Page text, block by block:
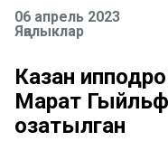
06 апрель 2023
Яңалыклар
Казан
Марат
озатылган